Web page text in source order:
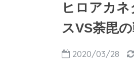
ヒロアカ
スVS荼毘
2020/03/28